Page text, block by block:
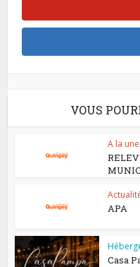
VOUS
A la une
APA
Casa